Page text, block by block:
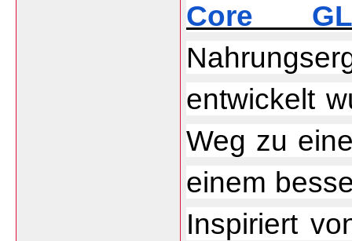
Core
entwickelt
Weg zu
einem
Inspiriert